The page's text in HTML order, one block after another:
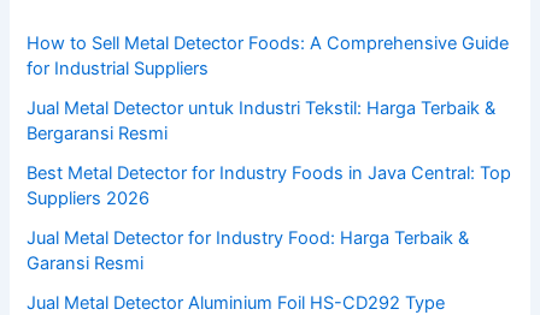
How to Sell Metal Detector Foods: A Comprehensive Guide
for Industrial Suppliers
Jual Metal Detector untuk Industri Tekstil: Harga Terbaik &
Bergaransi Resmi
Best Metal Detector for Industry Foods in Java Central: Top
Suppliers 2026
Jual Metal Detector for Industry Food: Harga Terbaik &
Garansi Resmi
Jual Metal Detector Aluminium Foil HS-CD292 Type